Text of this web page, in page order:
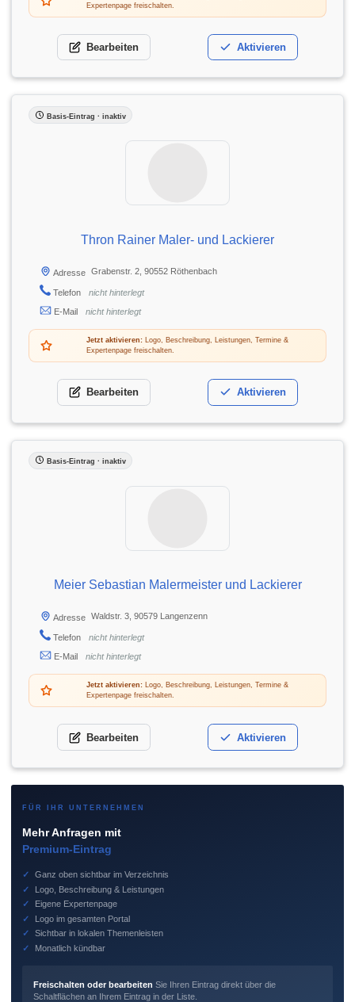
Expertenpage freischalten.
Bearbeiten Aktivieren
Basis-Eintrag · inaktiv
Thron Rainer Maler- und Lackierer
Adresse Grabenstr. 2, 90552 Röthenbach
Telefon
nicht hinterlegt
E-Mail
nicht hinterlegt
Jetzt aktivieren:Logo, Beschreibung, Leistungen, Termine &
Expertenpage freischalten.
Bearbeiten Aktivieren
Basis-Eintrag · inaktiv
Meier Sebastian Malermeister und Lackierer
Adresse Waldstr. 3, 90579 Langenzenn
Telefon
nicht hinterlegt
E-Mail
nicht hinterlegt
Jetzt aktivieren:Logo, Beschreibung, Leistungen, Termine &
Expertenpage freischalten.
Bearbeiten Aktivieren
FÜR IHR UNTERNEHMEN
Mehr Anfragen mit
Premium-Eintrag
✓
Ganz oben sichtbar im Verzeichnis
✓
Logo, Beschreibung & Leistungen
✓
Eigene Expertenpage
✓
Logo im gesamten Portal
✓
Sichtbar in lokalen Themenleisten
✓
Monatlich kündbar
Freischalten oder bearbeiten Sie Ihren Eintrag direkt über die
Schaltflächen an Ihrem Eintrag in der Liste.